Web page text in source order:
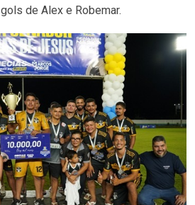
de Alex e Robemar.